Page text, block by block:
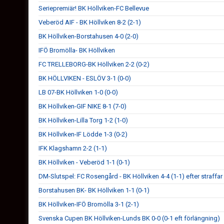
Seriepremiär! BK Höllviken-FC Bellevue
Veberöd AIF - BK Höllviken 8-2 (2-1)
BK Höllviken-Borstahusen 4-0 (2-0)
IFÖ Bromölla- BK Höllviken
FC TRELLEBORG-BK Höllviken 2-2 (0-2)
BK HÖLLVIKEN - ESLÖV 3-1 (0-0)
LB 07-BK Höllviken 1-0 (0-0)
BK Höllviken-GIF NIKE 8-1 (7-0)
BK Höllviken-Lilla Torg 1-2 (1-0)
BK Höllviken-IF Lödde 1-3 (0-2)
IFK Klagshamn 2-2 (1-1)
BK Höllviken - Veberöd 1-1 (0-1)
DM-Slutspel: FC Rosengård - BK Höllviken 4-4 (1-1) efter straffar
Borstahusen BK- BK Höllviken 1-1 (0-1)
BK Höllviken-IFÖ Bromölla 3-1 (2-1)
Svenska Cupen BK Höllviken-Lunds BK 0-0 (0-1 eft förlängning)